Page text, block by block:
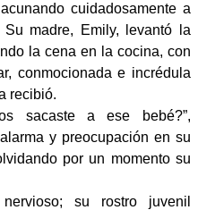
cuidadosamente a
madre, Emily, levantó la
la cena en la cocina, con
conmocionada e incrédula
recibió.
sacaste a ese bebé?”,
y preocupación en su
por un momento su
su rostro juvenil